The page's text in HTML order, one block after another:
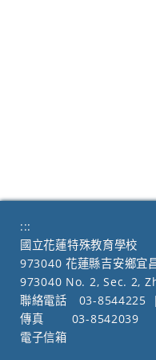
:::
國立花蓮特殊教育學校
973040 花蓮縣吉安鄉宜
973040 No. 2, Sec. 2,
聯絡電話
03-8544225
|
傳真
03-8542039
電子信箱